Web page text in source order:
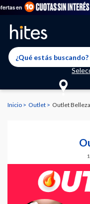
en
Inicio Outlet Outlet Belleza
1